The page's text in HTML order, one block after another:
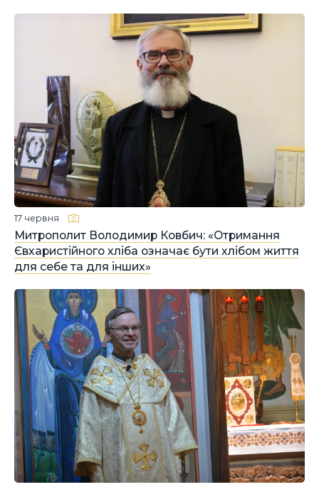
Митрополит Володимир Ковбич: «Отримання
Євхаристійного хліба означає бути хлібом життя
для себе та для інших»
17 червня